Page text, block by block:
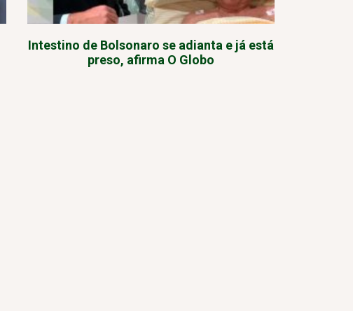
Intestino de Bolsonaro se adianta e já está
preso, afirma O Globo